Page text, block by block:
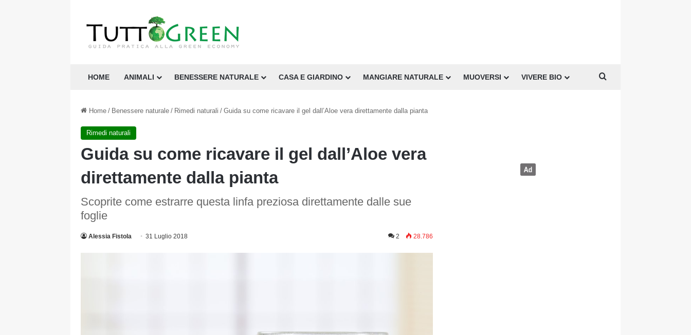
HOME ANIMALI BENESSERE NATURALE CASA E GIARDINO MANGIARE NATURALE MUOVERSI VIVERE BIO
Home / Benessere naturale / Rimedi naturali / Guida su come ricavare il gel dall’Aloe vera direttamente dalla pianta
Rimedi naturali
Guida su come ricavare il gel dall’Aloe vera
direttamente dalla pianta
Scoprite come estrarre questa linfa preziosa direttamente dalle sue
foglie
Alessia Fistola 31 Luglio 2018 2 28.786